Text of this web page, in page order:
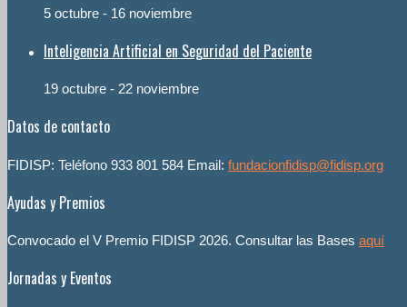
5 octubre - 16 noviembre
Inteligencia Artificial en Seguridad del Paciente
19 octubre - 22 noviembre
Datos de contacto
FIDISP: Teléfono 933 801 584 Email: fundacionfidisp@fidisp.org
Ayudas y Premios
Convocado el V Premio FIDISP 2026. Consultar las Bases aquí
Jornadas y Eventos